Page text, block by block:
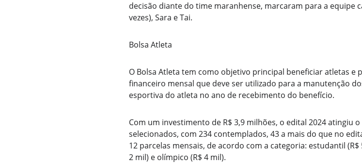
decisão diante do time maranhense, marcaram para a equipe
vezes), Sara e Tai.
Bolsa Atleta
O Bolsa Atleta tem como objetivo principal beneficiar atletas
financeiro mensal que deve ser utilizado para a manutenção
esportiva do atleta no ano de recebimento do benefício.
Com um investimento de R$ 3,9 milhões, o edital 2024 atingiu
selecionados, com 234 contemplados, 43 a mais do que no
12 parcelas mensais, de acordo com a categoria: estudantil (R$
2 mil) e olímpico (R$ 4 mil).